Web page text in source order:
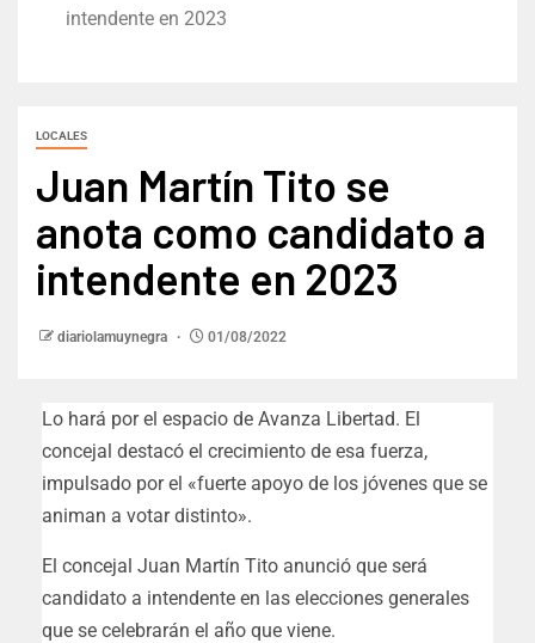
intendente en 2023
LOCALES
Juan Martín Tito se
anota como candidato a
intendente en 2023
diariolamuynegra 01/08/2022
Lo hará por el espacio de Avanza Libertad. El
concejal destacó el crecimiento de esa fuerza,
impulsado por el «fuerte apoyo de los jóvenes que se
animan a votar distinto».
El concejal Juan Martín Tito anunció que será
candidato a intendente en las elecciones generales
que se celebrarán el año que viene.